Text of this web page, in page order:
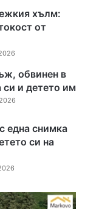
хълм:
от
обвинен в
си и детето им
една снимка
си на